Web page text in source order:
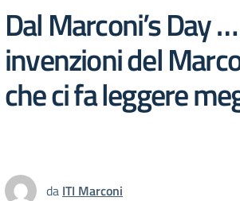
Dal Marconi’s Day
invenzioni del
che ci fa leggere
da ITI Marconi